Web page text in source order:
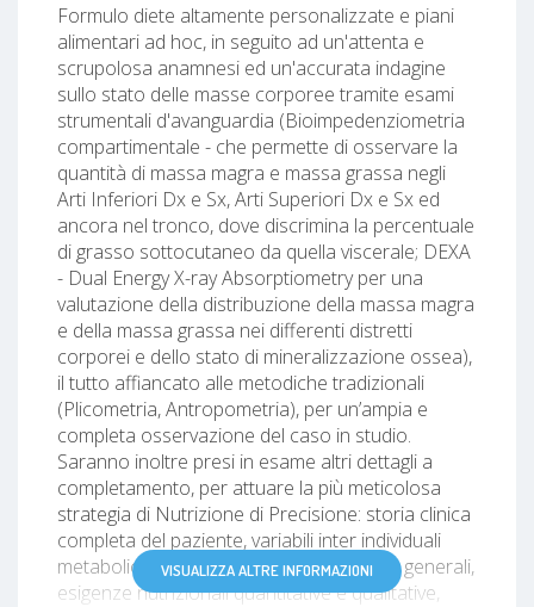
Formulo diete altamente personalizzate e piani
alimentari ad hoc, in seguito ad un'attenta e
scrupolosa anamnesi ed un'accurata indagine
sullo stato delle masse corporee tramite esami
strumentali d'avanguardia (Bioimpedenziometria
compartimentale - che permette di osservare la
quantità di massa magra e massa grassa negli
Arti Inferiori Dx e Sx, Arti Superiori Dx e Sx ed
ancora nel tronco, dove discrimina la percentuale
di grasso sottocutaneo da quella viscerale; DEXA
- Dual Energy X-ray Absorptiometry per una
valutazione della distribuzione della massa magra
e della massa grassa nei differenti distretti
corporei e dello stato di mineralizzazione ossea),
il tutto affiancato alle metodiche tradizionali
(Plicometria, Antropometria), per un’ampia e
completa osservazione del caso in studio.
Saranno inoltre presi in esame altri dettagli a
completamento, per attuare la più meticolosa
strategia di Nutrizione di Precisione: storia clinica
completa del paziente, variabili inter individuali
metaboliche, genetiche, microbiomiche e generali,
esigenze nutrizionali quantitative e qualitative,
VISUALIZZA ALTRE INFORMAZIONI